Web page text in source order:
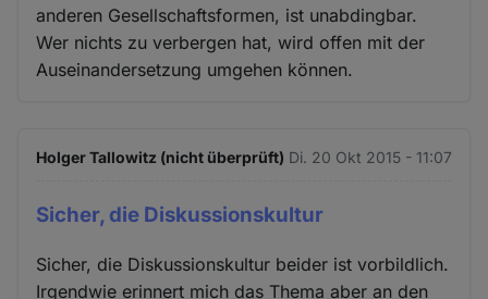
anderen Gesellschaftsformen, ist unabdingbar.
Wer nichts zu verbergen hat, wird offen mit der
Auseinandersetzung umgehen können.
Holger Tallowitz (nicht überprüft) Di. 20 Okt 2015 - 11:07
Sicher, die Diskussionskultur
Sicher, die Diskussionskultur beider ist vorbildlich.
Irgendwie erinnert mich das Thema aber an den